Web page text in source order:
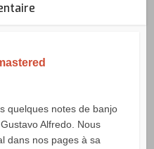
quelques notes de banjo
Alfredo. Nous
dans nos pages à sa